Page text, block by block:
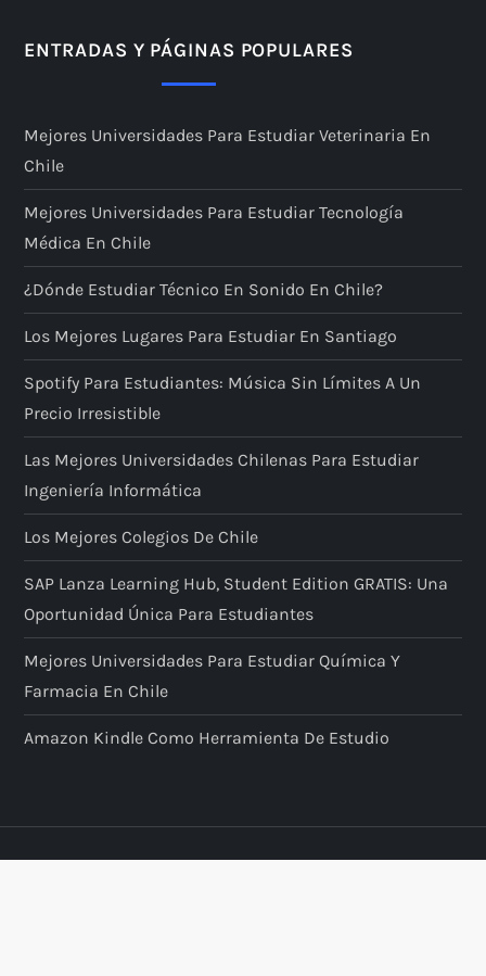
ENTRADAS Y PÁGINAS POPULARES
Mejores Universidades Para Estudiar Veterinaria En
Chile
Mejores Universidades Para Estudiar Tecnología
Médica En Chile
¿Dónde Estudiar Técnico En Sonido En Chile?
Los Mejores Lugares Para Estudiar En Santiago
Spotify Para Estudiantes: Música Sin Límites A Un
Precio Irresistible
Las Mejores Universidades Chilenas Para Estudiar
Ingeniería Informática
Los Mejores Colegios De Chile
SAP Lanza Learning Hub, Student Edition GRATIS: Una
Oportunidad Única Para Estudiantes
Mejores Universidades Para Estudiar Química Y
Farmacia En Chile
Amazon Kindle Como Herramienta De Estudio